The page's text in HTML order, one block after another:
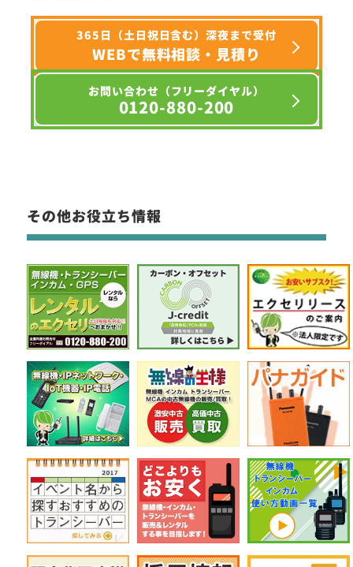
365日（土日祝日含む）深夜まで受付
WEBで無料相談・見積り
お問い合わせ（フリーダイヤル）
0120-880-200
その他お役立ち情報